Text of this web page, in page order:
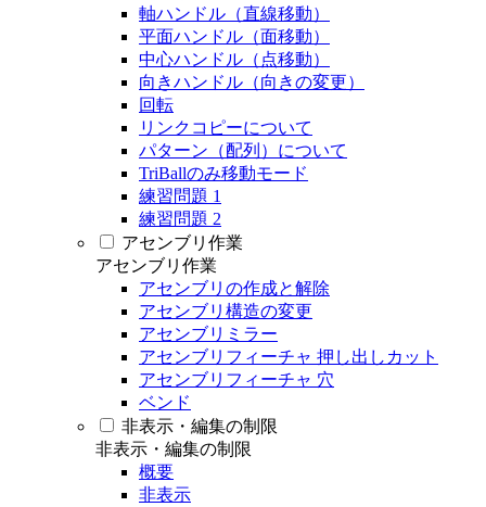
軸ハンドル（直線移動）
平面ハンドル（面移動）
中心ハンドル（点移動）
向きハンドル（向きの変更）
回転
リンクコピーについて
パターン（配列）について
TriBallのみ移動モード
練習問題 1
練習問題 2
アセンブリ作業
アセンブリ作業
アセンブリの作成と解除
アセンブリ構造の変更
アセンブリミラー
アセンブリフィーチャ 押し出しカット
アセンブリフィーチャ 穴
ベンド
非表示・編集の制限
非表示・編集の制限
概要
非表示